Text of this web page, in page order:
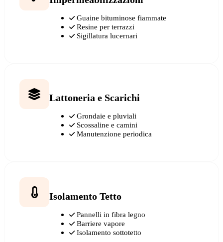
Guaine bituminose fiammate
Resine per terrazzi
Sigillatura lucernari
Lattoneria e Scarichi
Grondaie e pluviali
Scossaline e camini
Manutenzione periodica
Isolamento Tetto
Pannelli in fibra legno
Barriere vapore
Isolamento sottotetto